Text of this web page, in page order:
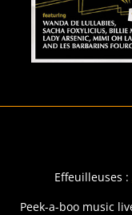
Effeuilleuses :
Peek-a-boo music